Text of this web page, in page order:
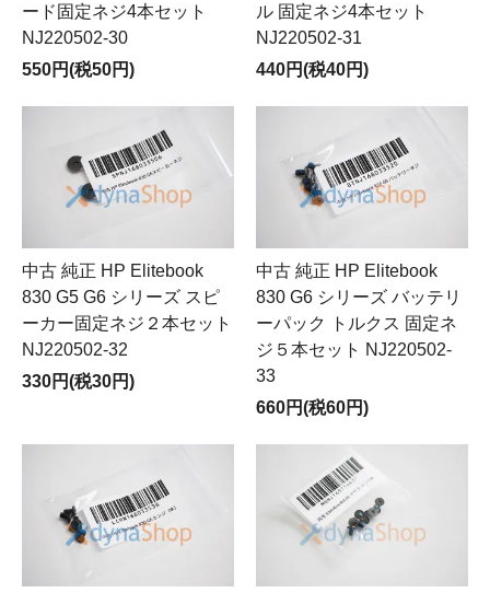
ード固定ネジ4本セット
NJ220502-30
550円(税50円)
ル 固定ネジ4本セット
NJ220502-31
440円(税40円)
中古 純正 HP Elitebook
830 G5 G6 シリーズ スピ
ーカー固定ネジ２本セット
NJ220502-32
330円(税30円)
中古 純正 HP Elitebook
830 G6 シリーズ バッテリ
ーパック トルクス 固定ネ
ジ５本セット NJ220502-
33
660円(税60円)